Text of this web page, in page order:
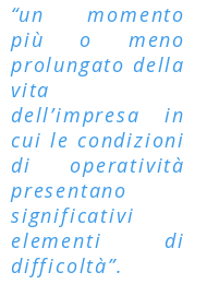
“un momento
più o meno
prolungato della
vita
dell’impresa in
cui le condizioni
di operatività
presentano
significativi
elementi di
difficoltà”.